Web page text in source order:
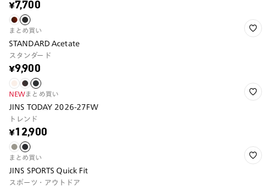
¥7,700
まとめ買い
STANDARD Acetate
スタンダード
¥9,900
NEWまとめ買い
JINS TODAY 2026-27FW
トレンド
¥12,900
まとめ買い
JINS SPORTS Quick Fit
スポーツ・アウトドア